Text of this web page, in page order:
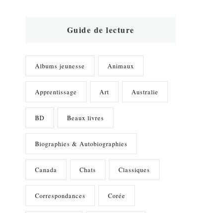
Guide de lecture
Albums jeunesse Animaux
Apprentissage Art Australie
BD Beaux livres
Biographies & Autobiographies
Canada Chats Classiques
Correspondances Corée